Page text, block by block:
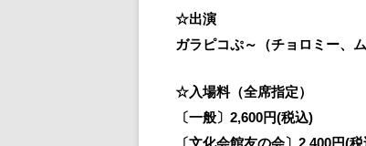
☆出演
ガラピコぷ～（チョロミー、
☆入場料（全席指定）
〔一般〕2,600円(税込)
〔文化会館友の会〕2,400円(